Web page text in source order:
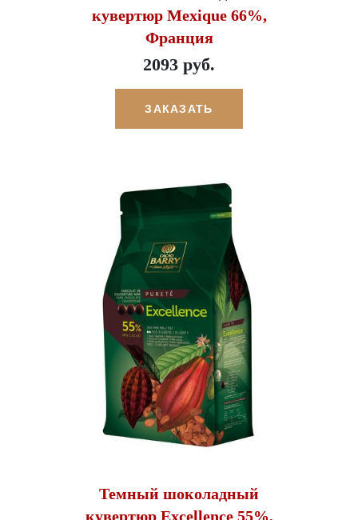
кувертюр Mexique 66%,
Франция
2093 руб.
ЗАКАЗАТЬ
Темный шоколадный
кувертюр Excellence 55%,